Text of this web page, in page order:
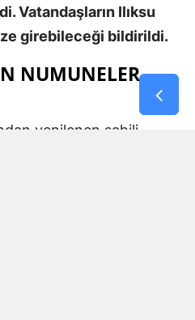
Vatandaşların Ilıksu
girebileceği bildirildi.
NUMUNELER
yenilenen sahili,